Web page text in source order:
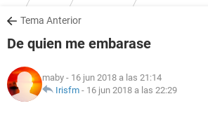
SALUD
FAMILIA
NUTRICIÓN
Tema Anterior
De quien me embarase
maby - 16 jun 2018 a las 21:14
Irisfm - 16 jun 2018 a las 22:29